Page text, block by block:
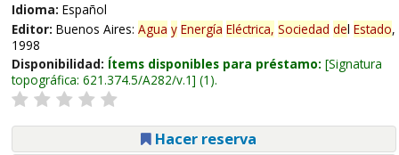
Idioma: Español
Editor: Buenos Aires: Agua y Energía Eléctrica, Sociedad del Estado,
1998
Disponibilidad: Ítems disponibles para préstamo: Signatura
topográfica: 621.374.5/A282/v.1 (1).
Hacer reserva